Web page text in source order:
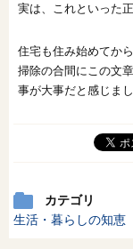
実は、これといった
住宅も住み始めてか
掃除の合間にこの文
事が大事だと感じまし
カテゴリ
生活・暮らしの知恵